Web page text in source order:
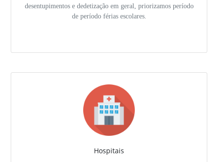
desentupimentos e dedetização em geral, priorizamos período
de período férias escolares.
Hospitais